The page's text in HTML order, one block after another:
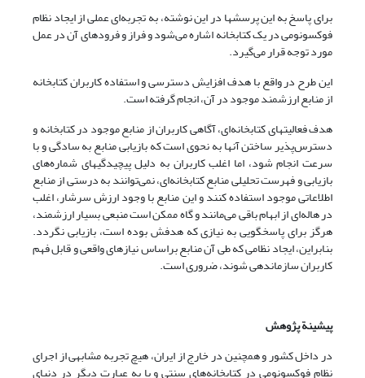
برای پاسخ به این پرسشها در این نوشته، به تجربه‌ای عملی از ایجاد نظام
فوکسونومی در یک کتابخانه اشاره می‌شود و فراز و فرودهای آن در عمل
مورد توجه قرار می‌گیرد.
این طرح در واقع با هدف افزایش دسترسی و استفاده کاربران کتابخانه
از منابع ارزشمند موجود در آن، انجام گرفته است.
هدف فعالیتهای کتابخانه‌ای، آگاهی کاربران از منابع موجود در کتابخانه و
دسترس‌پذیر ساختن آنها به نحوی است که بازیابی منابع به سادگی و با
سرعت انجام شود، اما اغلب کاربران به دلیل پیچیدگیهای شماره‌های
بازیابی و فهرست تحلیلی منابع کتابخانه‌ای، نمی‌توانند به درستی از منابع
اطلاعاتی موجود استفاده کنند و این منابع با وجود ارزش سرشار، اغلب
در هاله‌ای از ابهام باقی می‌مانند و گاه ممکن است منبعی بسیار ارزشمند،
هرگز برای پاسخگویی به نیازی که هدفش بوده است، بازیابی نگردد.
بنابراین، ایجاد نظامی که طی آن منابع براساس نیازهای واقعی و قابل فهم
کاربران سازماندهی شوند، ضروری است.
پیشینة پژوهش
در داخل کشور و همچنین در خارج از ایران، هیچ تجربه مشابهی از اجرای
نظام فوکسونومی در کتابخانه‌های سنتی و یا به عبارت دیگر در دنیای